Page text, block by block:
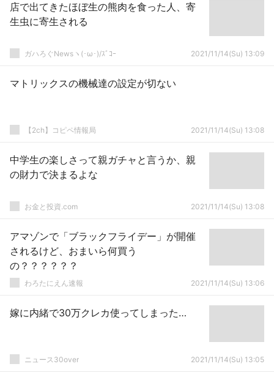
店で出てきたほぼ生の熊肉を食った人、寄
生虫に寄生される
ガハろぐNewsヽ(･ω･)/ｽﾞｺｰ 2021/11/14(Su) 13:09
マトリックスの機械達の設定が切ない
【2ch】コピペ情報局 2021/11/14(Su) 13:08
中学生の楽しさって親ガチャと言うか、親
の財力で決まるよな
お金と投資.com 2021/11/14(Su) 13:08
アマゾンで「ブラックフライデー」が開催
されるけど、おまいら何買う
の？？？？？？
わろたにえん速報 2021/11/14(Su) 13:06
嫁に内緒で30万クレカ使ってしまった…
ニュース30over 2021/11/14(Su) 13:05